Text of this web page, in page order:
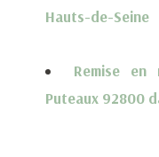
Hauts-de-Seine
Remise
Puteaux 92800